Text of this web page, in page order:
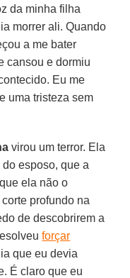
da minha filha
morrer ali. Quando
a me bater
cansou e dormiu
Eu me
uma tristeza sem
virou um terror. Ela
esposo, que a
ela não o
profundo na
de descobrirem a
forçar
que eu devia
É claro que eu